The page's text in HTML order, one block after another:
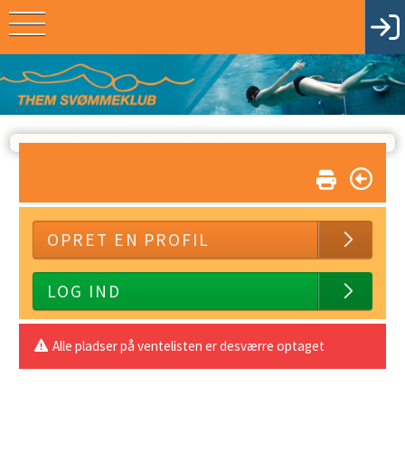
OPRET EN PROFIL
LOG IND
Alle pladser på ventelisten er desværre optaget